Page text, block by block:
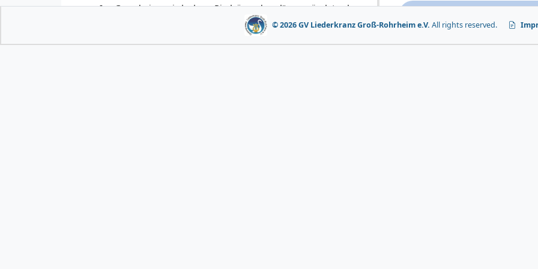
In Gernsheim wird der „Riedsängerbund“ gegründet; der
Männergesangverein Groß-Rohrheim war mit elf weiteren
Vereinen aus dem Ried Gründungsmitglied.
© 2026 GV Liederkranz Groß-Rohrheim e.V. All rights reserved.